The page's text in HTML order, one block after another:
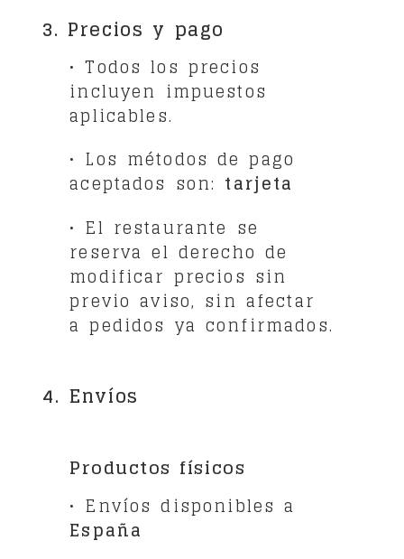
3. Precios y pago
• Todos los precios
incluyen impuestos
aplicables.
• Los métodos de pago
aceptados son: tarjeta
• El restaurante se
reserva el derecho de
modificar precios sin
previo aviso, sin afectar
a pedidos ya confirmados.
4. Envíos
Productos físicos
• Envíos disponibles a
España